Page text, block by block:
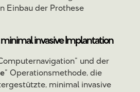
Einbau der Prothese
invasive Implantation
und der
“ Operationsmethode, die
minimal invasive